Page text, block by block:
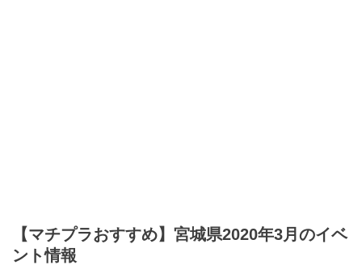
【マチプラおすすめ】宮城県2020年3月のイベ
ント情報